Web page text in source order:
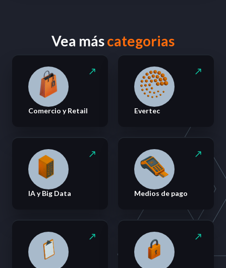
Vea máscategorias
Comercio y Retail Evertec
IA y Big Data Medios de pago